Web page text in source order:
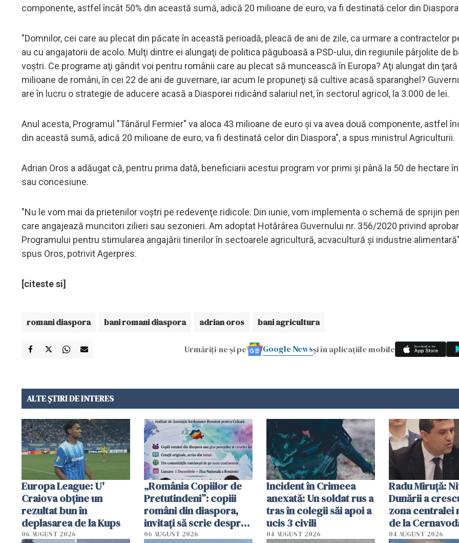
componente, astfel încât 50% din această sumă, adică 20 milioane de euro, va fi destinată celor din
"Domnilor, cei care au plecat din păcate în această perioadă, pleacă de ani de zile, ca urmare a contractelor
au cu angajatorii de acolo. Mulţi dintre ei alungaţi de politica păguboasă a PSD-ului, din regiunile pârjolite de
voştri. Ce programe aţi gândit voi pentru românii care au plecat să muncească în Europa? Aţi alungat din
milioane de români, în cei 22 de ani de guvernare, iar acum le propuneţi să cultive acasă sparanghel?
are în lucru o strategie de aducere acasă a Diasporei ridicând salariul net, în sectorul agricol, la 3.000 de lei.
Anul acesta, Programul "Tânărul Fermier" va aloca 43 milioane de euro şi va avea două componente, astfel
din această sumă, adică 20 milioane de euro, va fi destinată celor din Diaspora", a spus ministrul Agriculturii.
Adrian Oros a adăugat că, pentru prima dată, beneficiarii acestui program vor primi şi până la 50 de hectare
sau concesiune.
"Nu le vom mai da prietenilor voştri pe redevenţe ridicole. Din iunie, vom implementa o schemă de sprijin
care angajează muncitori zilieri sau sezonieri. Am adoptat Hotărârea Guvernului nr. 356/2020 privind
Programului pentru stimularea angajării tinerilor în sectoarele agricultură, acvacultură şi industrie
spus Oros, potrivit Agerpres.
[citeste si]
romani diaspora bani romani diaspora adrian oros bani agricultura
Urmăriți-ne și pe Google Newsși în aplicațiile mobile
ALTE ȘTIRI DE INTERES
Europa League: U'
Craiova obține un
rezultat bun în
deplasarea de la Kups
06 AUGUST 2026
„România Copiilor de
Pretutindeni”: copiii
români din diaspora,
invitați să scrie despre
România într-un volum
06 AUGUST 2026
Incident în Crimeea
anexată: Un soldat rus a
tras în colegii săi apoi a
ucis 3 civili
04 AUGUST 2026
Radu Miruţă:
Dunării a
zona centralei
de la
cm faţă de
04 AUGUST 2026